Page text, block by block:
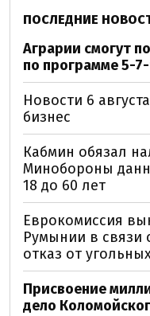
ПОСЛЕДНИЕ
Аграрии смогут
по программе 5-
Новости 6
бизнес
Кабмин обязал
Минобороны
18 до 60 лет
Еврокомиссия
Румынии в связи
отказ от
Присвоение
дело